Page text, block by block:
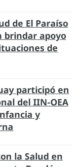
de El Paraíso
brindar apoyo
de
participó en
del IIN-OEA
y
la Salud en